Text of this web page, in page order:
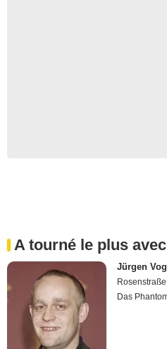
A tourné le plus
Jürgen
Rosenstraße
Das